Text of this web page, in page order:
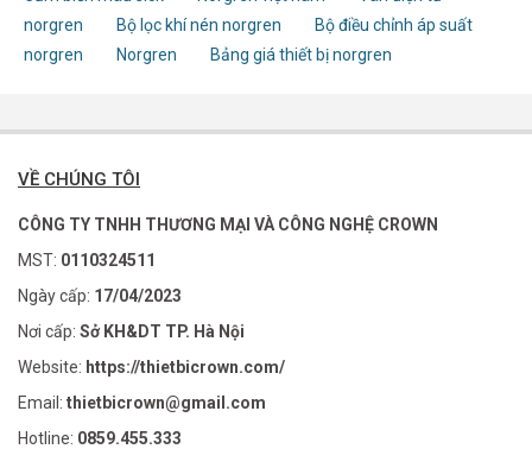
norgren
Bộ lọc khí nén norgren
Bộ điều chỉnh áp suất
norgren
Norgren Bảng giá thiết bị norgren
VỀ CHÚNG TÔI
CÔNG TY TNHH THƯƠNG MẠI VÀ CÔNG NGHỆ CROWN
MST: 0110324511
Ngày cấp: 17/04/2023
Nơi cấp: Sở KH&DT TP. Hà Nội
Website: https://thietbicrown.com/
Email: thietbicrown@gmail.com
Hotline: 0859.455.333